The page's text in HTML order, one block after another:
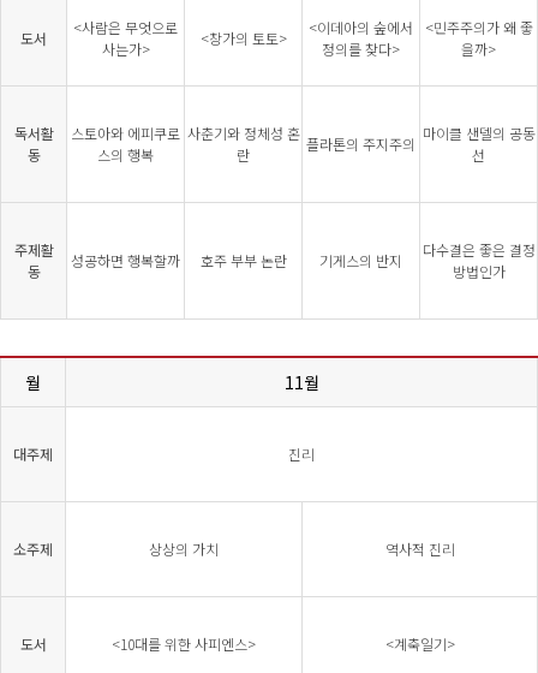
도서
<사람은 무엇으로
사는가>
<창가의 토토>
<이데아의 숲에서
정의를 찾다>
<민주주의가 왜 좋
을까>
독서활
동
스토아와 에피쿠로
스의 행복
사춘기와 정체성 혼
란
플라톤의 주지주의
마이클 샌델의 공동
선
주제활
동
성공하면 행복할까 호주 부부 논란 기게스의 반지
다수결은 좋은 결정
방법인가
월 11월
대주제 진리
소주제 상상의 가치 역사적 진리
도서 <10대를 위한 사피엔스> <계축일기>